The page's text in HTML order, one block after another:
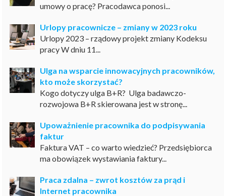
umowy o pracę? Pracodawca ponosi...
Urlopy pracownicze – zmiany w 2023 roku
Urlopy 2023 – rządowy projekt zmiany Kodeksu
pracy W dniu 11...
Ulga na wsparcie innowacyjnych pracowników,
kto może skorzystać?
Kogo dotyczy ulga B+R? Ulga badawczo-
rozwojowa B+R skierowana jest w stronę...
Upoważnienie pracownika do podpisywania
faktur
Faktura VAT – co warto wiedzieć? Przedsiębiorca
ma obowiązek wystawiania faktury...
Praca zdalna – zwrot kosztów za prąd i
Internet pracownika